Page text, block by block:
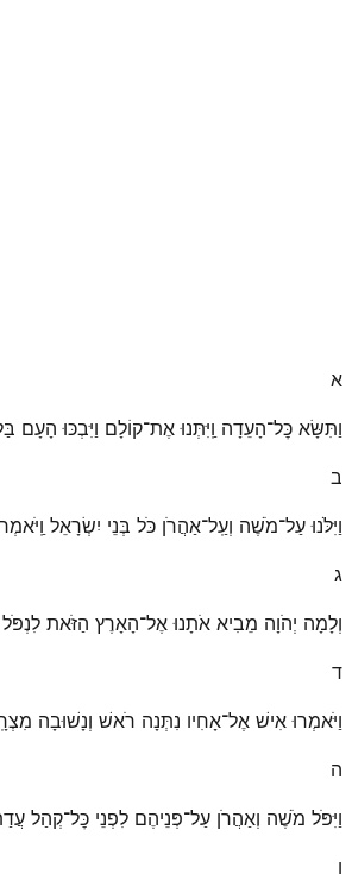
א
וַתִּשָּׂא כׇּל־הָעֵדָה וַֽיִּתְּנוּ אֶת־קוֹלָם וַיִּבְכּוּ הָעָם
ב
וַיִּלֹּנוּ עַל־מֹשֶׁה וְעַֽל־אַהֲרֹן כֹּל בְּנֵי יִשְׂרָאֵל
ג
וְלָמָה יְהֹוָה מֵבִיא אֹתָנוּ אֶל־הָאָרֶץ הַזֹּאת לִנְפֹּל
ד
וַיֹּאמְרוּ אִישׁ אֶל־אָחִיו נִתְּנָה רֹאשׁ וְנָשׁוּבָה
ה
וַיִּפֹּל מֹשֶׁה וְאַהֲרֹן עַל־פְּנֵיהֶם לִפְנֵי כׇּל־קְהַל
ו